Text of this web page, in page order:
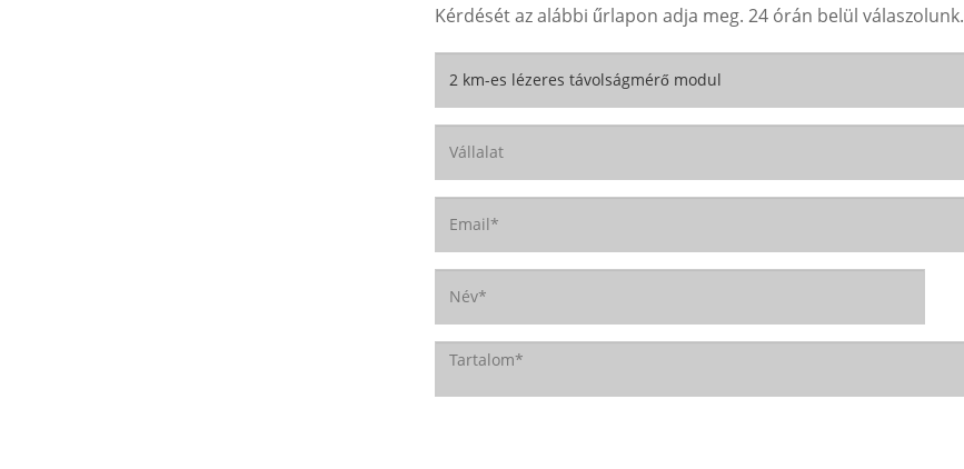
Kérdését az alábbi űrlapon adja meg. 24 órán belül válaszolunk.